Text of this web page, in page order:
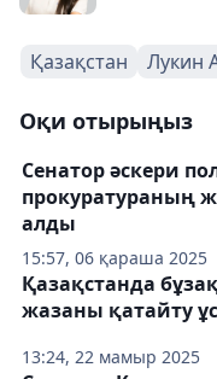
Қазақстан Лукин
Оқи отырыңыз
15:57, 06 қараша 2025
Сенатор әскери
прокуратураның
алды
13:24, 22 мамыр 2025
Қазақстанда
жазаны қатайту